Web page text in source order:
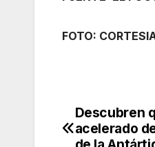
FOTO:
Descubren
acelerado